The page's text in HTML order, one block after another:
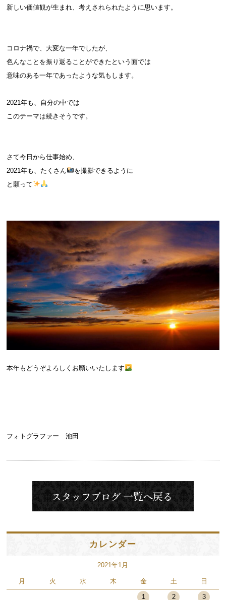
新しい価値観が生まれ、考えされられたように思います。
コロナ禍で、大変な一年でしたが、
色んなことを振り返ることができたという面では
意味のある一年であったような気もします。
2021年も、自分の中では
このテーマは続きそうです。
さて今日から仕事始め、
2021年も、たくさん
を撮影できるように
と願って
本年もどうぞよろしくお願いいたします
フォトグラファー 池田
カレンダー
2021年1月
月 火 水 木 金 土 日
1 2 3